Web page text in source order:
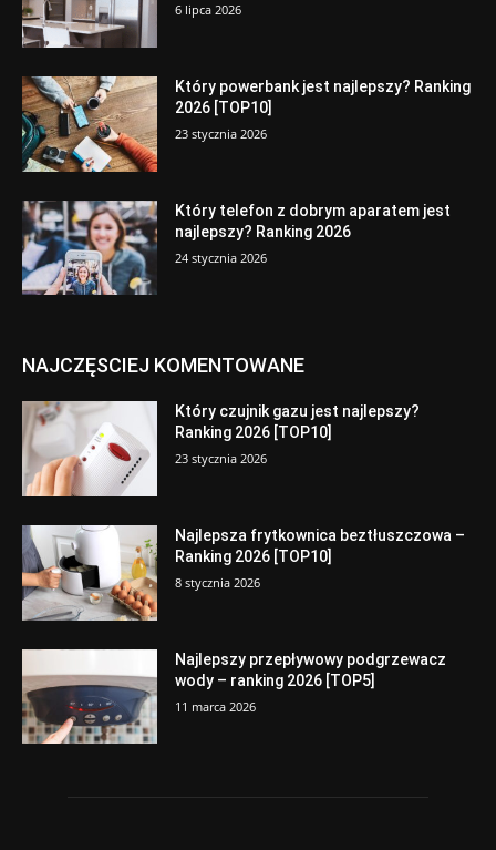
6 lipca 2026
Który powerbank jest najlepszy? Ranking
2026 [TOP10]
23 stycznia 2026
Który telefon z dobrym aparatem jest
najlepszy? Ranking 2026
24 stycznia 2026
NAJCZĘSCIEJ KOMENTOWANE
Który czujnik gazu jest najlepszy?
Ranking 2026 [TOP10]
23 stycznia 2026
Najlepsza frytkownica beztłuszczowa –
Ranking 2026 [TOP10]
8 stycznia 2026
Najlepszy przepływowy podgrzewacz
wody – ranking 2026 [TOP5]
11 marca 2026